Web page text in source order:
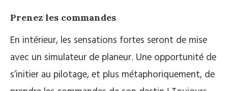
Prenez les commandes
En intérieur, les sensations fortes seront de mise
avec un simulateur de planeur. Une opportunité de
s’initier au pilotage, et plus métaphoriquement, de